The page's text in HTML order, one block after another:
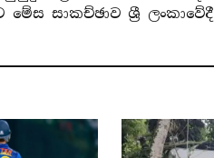
සාකච්ඡාව ශ්‍රී ලංකාවේදී